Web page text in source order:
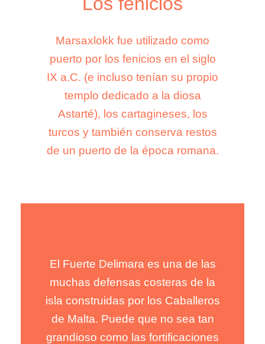
Marsaxlokk fue utilizado como
puerto por los fenicios en el siglo
IX a.C. (e incluso tenían su propio
templo dedicado a la diosa
Astarté), los cartagineses, los
turcos y también conserva restos
de un puerto de la época romana.
Marsaxlokk fue utilizado como
puerto por los fenicios en el siglo
IX a.C. (e incluso tenían su propio
templo dedicado a la diosa
Astarté), los cartagineses, los
turcos y también conserva restos
de un puerto de la época romana.
El Fuerte Delimara es una de las
muchas defensas costeras de la
isla construidas por los Caballeros
de Malta. Puede que no sea tan
grandioso como las fortificaciones
El Fuerte Delimara es una de las
muchas defensas costeras de la
isla construidas por los Caballeros
de Malta. Puede que no sea tan
grandioso como las fortificaciones